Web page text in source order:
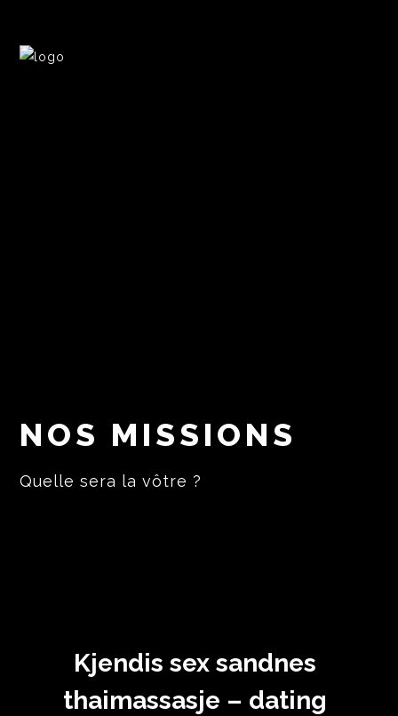
NOS MISSIONS
Quelle sera la vôtre ?
Kjendis sex sandnes
thaimassasje – dating